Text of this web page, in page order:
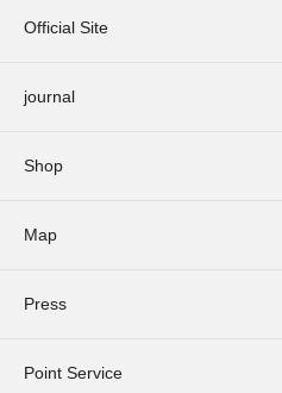
Official Site
journal
Shop
Map
Press
Point Service